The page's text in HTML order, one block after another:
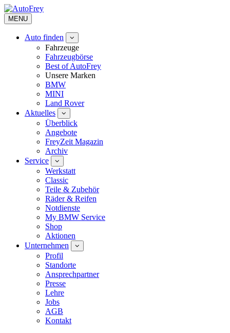
MENU
Auto finden
Fahrzeuge
Fahrzeugbörse
Best of AutoFrey
Unsere Marken
BMW
MINI
Land Rover
Aktuelles
Überblick
Angebote
FreyZeit Magazin
Archiv
Service
Werkstatt
Classic
Teile & Zubehör
Räder & Reifen
Notdienste
My BMW Service
Shop
Aktionen
Unternehmen
Profil
Standorte
Ansprechpartner
Presse
Lehre
Jobs
AGB
Kontakt